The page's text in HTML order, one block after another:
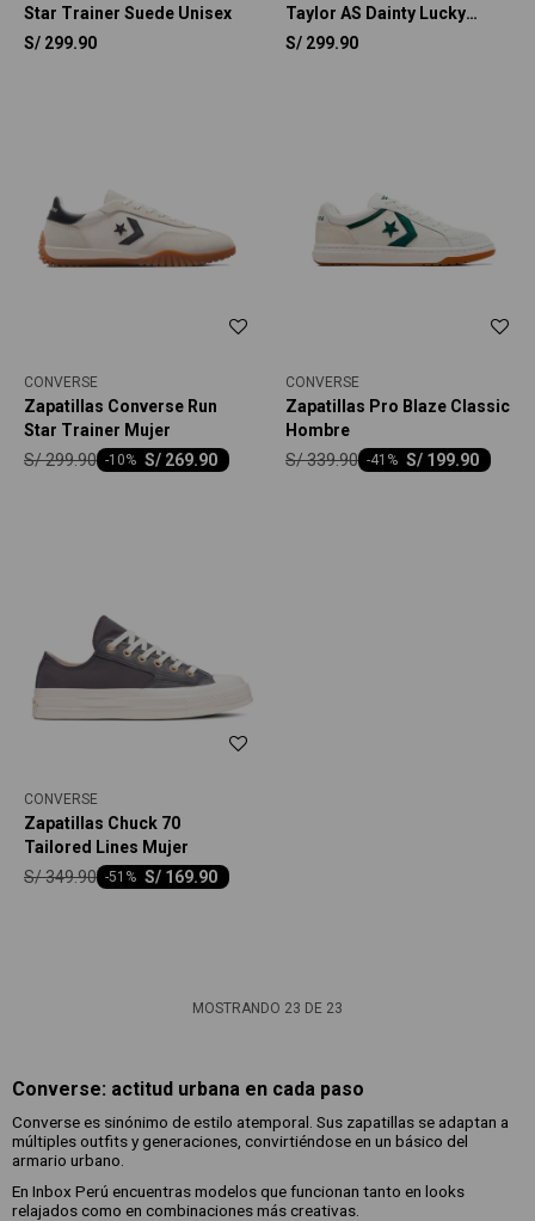
Star Trainer Suede Unisex
S/ 299.90
Taylor AS Dainty Lucky
Metallic Unisex
S/ 299.90
CONVERSE
Zapatillas Converse Run
Star Trainer Mujer
S/ 269.90
-10
S/299.90
CONVERSE
Zapatillas Pro Blaze Classic
Hombre
S/ 199.90
-41
S/339.90
CONVERSE
Zapatillas Chuck 70
Tailored Lines Mujer
S/ 169.90
-51
S/349.90
MOSTRANDO 23 DE 23
Converse: actitud urbana en cada paso
Converse es sinónimo de estilo atemporal. Sus zapatillas se adaptan a
múltiples outfits y generaciones, convirtiéndose en un básico del
armario urbano.
En Inbox Perú encuentras modelos que funcionan tanto en looks
relajados como en combinaciones más creativas.